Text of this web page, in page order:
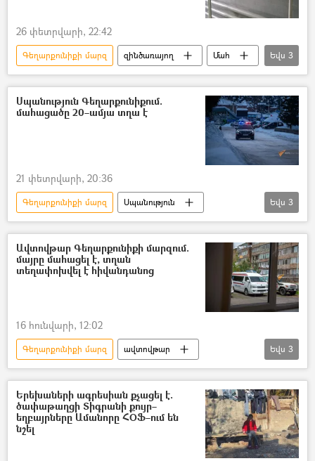
26 փետրվարի, 22:42
Գեղարքունիքի մարզ զինծառայող
Մահ
Բանակ
ՀՀ քննչական կոմիտե
կլինիկական մահ
Եվս 3
Սպանություն Գեղարքունիքում.
մահացածը 20–ամյա տղա է
21 փետրվարի, 20:36
Գեղարքունիքի մարզ
Սպանություն
Վթար, պատահար, սպանություն, գողություն
Երիտասարդ
Մահ
Եվս 3
Ավտովթար Գեղարքունիքի մարզում.
մայրը մահացել է, տղան
տեղափոխվել է հիվանդանոց
16 հունվարի, 12:02
Գեղարքունիքի մարզ
ավտովթար
ավտոմեքենա
Զոհ Վիրավոր
Եվս 3
Երեխաների ագրեսիան քչացել է.
ծափաթաղցի Տիգրանի քույր–
եղբայրները Ամանորը ՀՕՖ–ում են
նշել